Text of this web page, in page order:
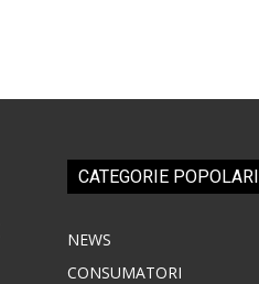
CATEGORIE POPOLARI
NEWS
CONSUMATORI